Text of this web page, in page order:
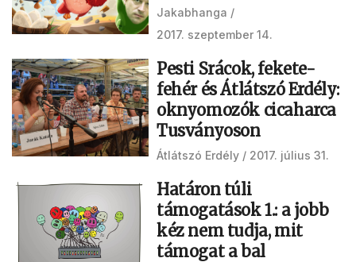
Jakabhanga
2017. szeptember 14.
Pesti Srácok, fekete-
fehér és Átlátszó Erdély:
oknyomozók cicaharca
Tusványoson
Átlátszó Erdély 2017. július 31.
Határon túli
támogatások 1.: a jobb
kéz nem tudja, mit
támogat a bal